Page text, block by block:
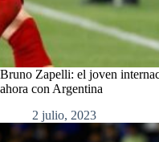
Bruno Zapelli: el joven
ahora con Argentina
2 julio, 2023